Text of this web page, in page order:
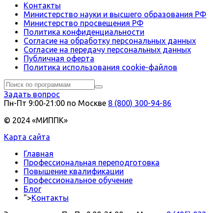
Контакты
Министерство науки и высшего образования РФ
Министерство просвещения РФ
Политика конфиденциальности
Согласие на обработку персональных данных
Согласие на передачу персональных данных
Публичная оферта
Политика использования сookie-файлов
Задать вопрос
Пн-Пт 9:00‑21:00 по Москве 8 (800) 300-94-86
© 2024 «МИППК»
Карта сайта
Главная
Профессиональная переподготовка
Повышение квалификации
Профессиональное обучение
Блог
">Контакты